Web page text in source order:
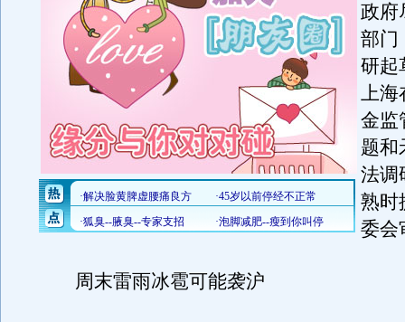
政府
部门
研起
上海
金监
题和
法调
熟时
委会
周末雷雨冰雹可能袭沪